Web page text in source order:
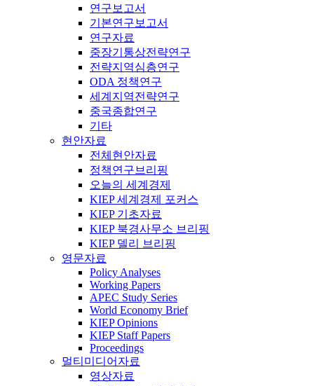
연구보고서
기본연구보고서
연구자료
중장기통상전략연구
전략지역심층연구
ODA 정책연구
세계지역전략연구
중국종합연구
기타
현안자료
전체현안자료
정책연구브리핑
오늘의 세계경제
KIEP 세계경제 포커스
KIEP 기초자료
KIEP 북경사무소 브리핑
KIEP 델리 브리핑
영문자료
Policy Analyses
Working Papers
APEC Study Series
World Economy Brief
KIEP Opinions
KIEP Staff Papers
Proceedings
멀티미디어자료
영상자료